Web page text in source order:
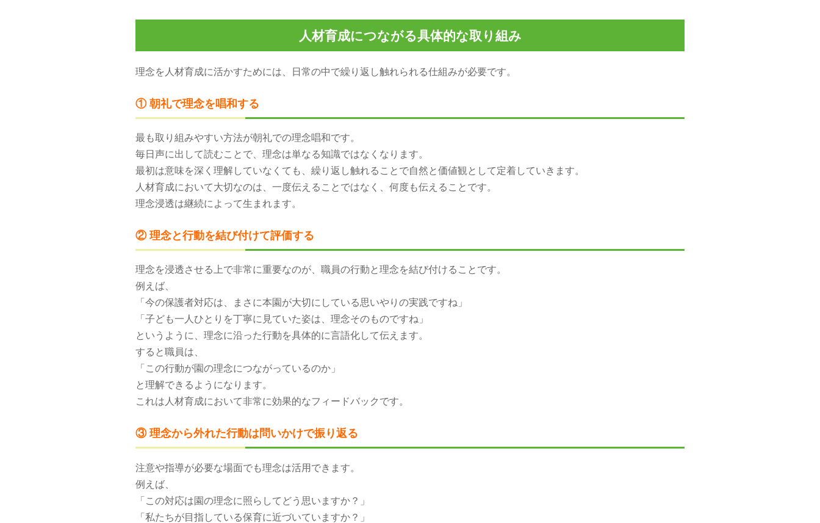
人材育成につながる具体的な取り組み
理念を人材育成に活かすためには、日常の中で繰り返し触れられる仕組みが必要です。
① 朝礼で理念を唱和する
最も取り組みやすい方法が朝礼での理念唱和です。
毎日声に出して読むことで、理念は単なる知識ではなくなります。
最初は意味を深く理解していなくても、繰り返し触れることで自然と価値観として定着していきます。
人材育成において大切なのは、一度伝えることではなく、何度も伝えることです。
理念浸透は継続によって生まれます。
② 理念と行動を結び付けて評価する
理念を浸透させる上で非常に重要なのが、職員の行動と理念を結び付けることです。
例えば、
「今の保護者対応は、まさに本園が大切にしている思いやりの実践ですね」
「子ども一人ひとりを丁寧に見ていた姿は、理念そのものですね」
というように、理念に沿った行動を具体的に言語化して伝えます。
すると職員は、
「この行動が園の理念につながっているのか」
と理解できるようになります。
これは人材育成において非常に効果的なフィードバックです。
③ 理念から外れた行動は問いかけで振り返る
注意や指導が必要な場面でも理念は活用できます。
例えば、
「この対応は園の理念に照らしてどう思いますか？」
「私たちが目指している保育に近づいていますか？」